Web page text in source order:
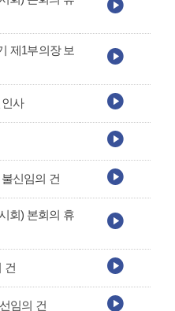
제1부의장 보
사
신임의 건
회) 본회의 휴
건
임의 건